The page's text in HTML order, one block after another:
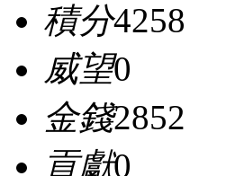
積分4258
威望0
金錢2852
貢獻0